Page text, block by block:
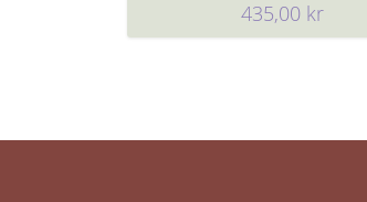
435,00 kr